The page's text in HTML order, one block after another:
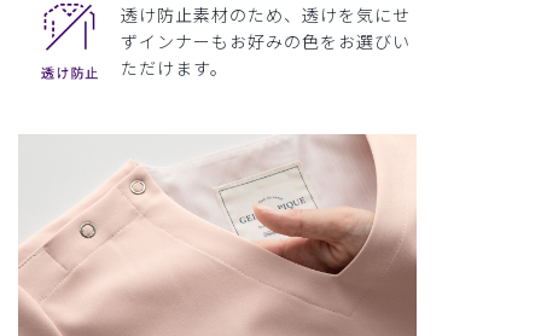
透け防止素材のため、透けを気にせ
ずインナーもお好みの色をお選びい
ただけます。